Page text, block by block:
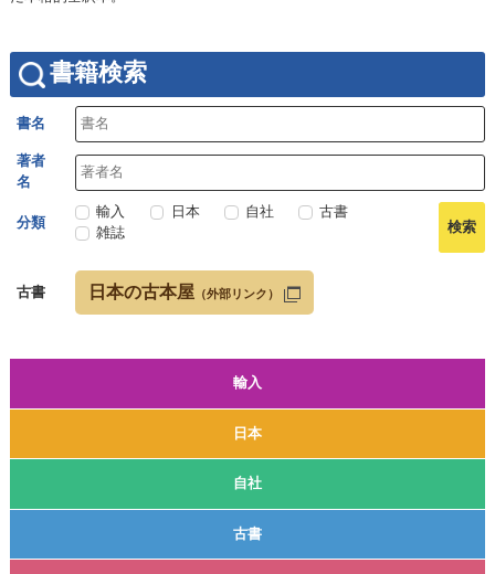
輸入
日本
自社
古書
書籍検索
書名
著者
名
分類
輸入 日本 自社
古書
雑誌
古書 日本の古本屋 （外部リンク）